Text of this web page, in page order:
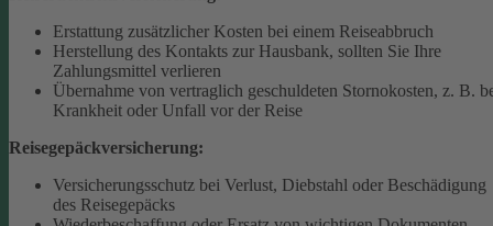
Erstattung zusätzlicher Kosten bei einem Reiseabbruch
Herstellung des Kontakts zur Hausbank, sollten Sie Ihre
Zahlungsmittel verlieren
Übernahme von vertraglich geschuldeten Stornokosten, z. B.
Krankheit oder Unfall vor der Reise
Reisegepäckversicherung:
Versicherungsschutz bei Verlust, Diebstahl oder Beschädigung
des Reisegepäcks